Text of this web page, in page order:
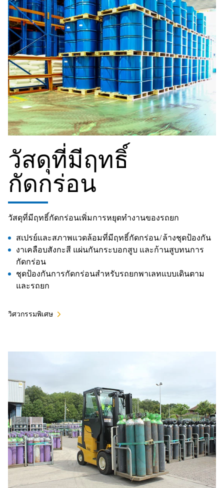
วัสดุที่มีฤทธิ์
กัดกร่อน
วัสดุที่มีฤทธิ์กัดกร่อนเพิ่มการหยุดทำงานของรถยก
สเปรย์และสภาพแวดล้อมที่มีฤทธิ์กัดกร่อน/ล้างชุดป้องกัน
งาเคลือบสังกะสี แผ่นกันกระบอกสูบ และก้านสูบทนการ
กัดกร่อน
ชุดป้องกันการกัดกร่อนสำหรับรถยกพาเลทแบบเดินตาม
และรถยก
วิศวกรรมพิเศษ